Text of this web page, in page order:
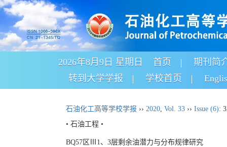
2026年8月9日 星期日 首页
期刊简
转到大学学报
学校首页
石油化工高等学校学报 ›› 2020, Vol. 33 ›› Issue (6):
• 石油工程 •
BQ57区Ⅲ1、3层剩余油潜力与分布规律研究